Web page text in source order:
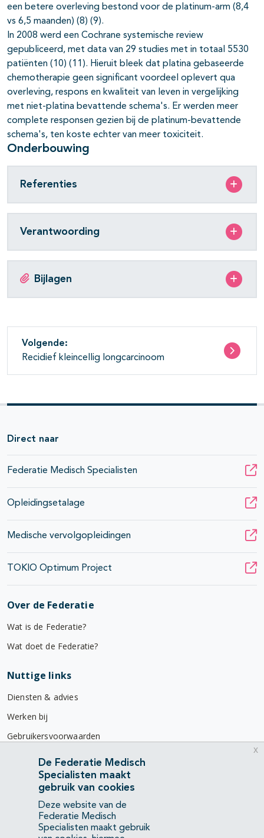
een betere overleving bestond voor de platinum-arm (8,4
vs 6,5 maanden) (8) (9).
In 2008 werd een Cochrane systemische review
gepubliceerd, met data van 29 studies met in totaal 5530
patiënten (10) (11). Hieruit bleek dat platina gebaseerde
chemotherapie geen significant voordeel oplevert qua
overleving, respons en kwaliteit van leven in vergelijking
met niet-platina bevattende schema's. Er werden meer
complete responsen gezien bij de platinum-bevattende
schema's, ten koste echter van meer toxiciteit.
Onderbouwing
Referenties
Verantwoording
Bijlagen
Volgende:
Recidief kleincellig longcarcinoom
Direct naar
Federatie Medisch Specialisten
Opleidingsetalage
Medische vervolgopleidingen
TOKIO Optimum Project
Over de Federatie
Wat is de Federatie?
Wat doet de Federatie?
Nuttige links
Diensten & advies
Werken bij
Gebruikersvoorwaarden
Privacyverklaring
Contact
Mercatorlaan 1200
3528 BL Utrecht
De Federatie Medisch
Specialisten maakt
gebruik van cookies
Deze website van de
Federatie Medisch
Specialisten maakt gebruik
x